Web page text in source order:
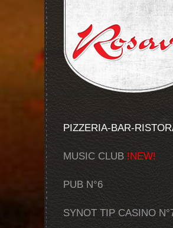
PIZZERIA-BAR-
MUSIC CLUB !NEW!
PUB N°6
SYNOT TIP CASINO